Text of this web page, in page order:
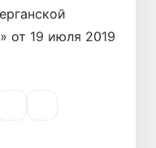
от 19 июля 2019